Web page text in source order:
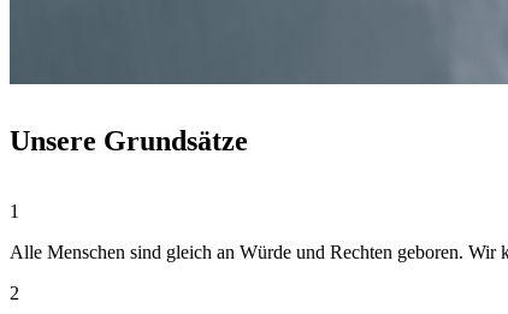
Unsere Grundsätze
1
Alle Menschen sind gleich an Würde und Rechten geboren.
2